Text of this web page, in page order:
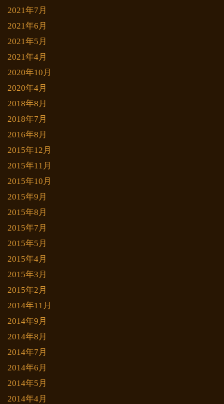
2021年7月
2021年6月
2021年5月
2021年4月
2020年10月
2020年4月
2018年8月
2018年7月
2016年8月
2015年12月
2015年11月
2015年10月
2015年9月
2015年8月
2015年7月
2015年5月
2015年4月
2015年3月
2015年2月
2014年11月
2014年9月
2014年8月
2014年7月
2014年6月
2014年5月
2014年4月